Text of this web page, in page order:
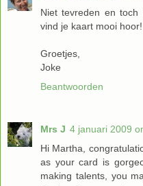
Niet tevreden en toch
vind je kaart mooi hoor!
Groetjes,
Joke
Beantwoorden
Mrs J 4 januari 2009
Hi Martha,
as your card is
making talents, you